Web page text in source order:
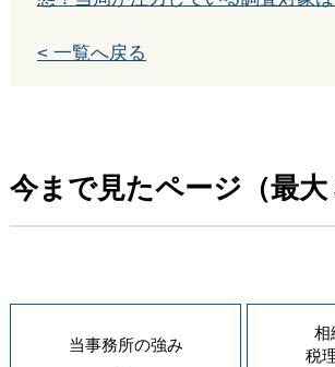
< 一覧へ戻る
今まで見たページ（最大
当事務所の強み
相
税